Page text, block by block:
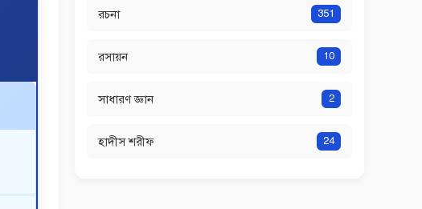
রচনা 351
রসায়ন 10
সাধারণ জ্ঞান 2
হাদীস শরীফ 24